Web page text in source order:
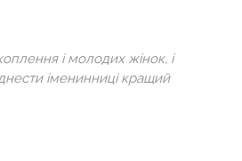
і молодих жінок, і
іменинниці кращий